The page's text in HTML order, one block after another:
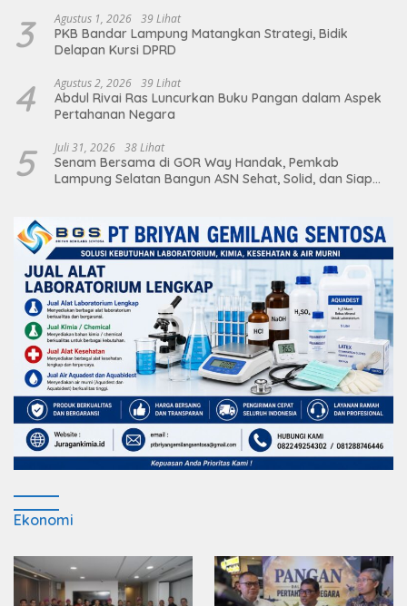
3 Agustus 1, 2026 39 Lihat
PKB Bandar Lampung Matangkan Strategi, Bidik
Delapan Kursi DPRD
4 Agustus 2, 2026 39 Lihat
Abdul Rivai Ras Luncurkan Buku Pangan dalam Aspek
Pertahanan Negara
5 Juli 31, 2026 38 Lihat
Senam Bersama di GOR Way Handak, Pemkab
Lampung Selatan Bangun ASN Sehat, Solid, dan Siap
Ekonomi